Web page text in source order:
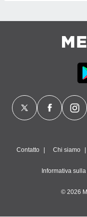
Contatto Chi siamo
Informativa
© 2026